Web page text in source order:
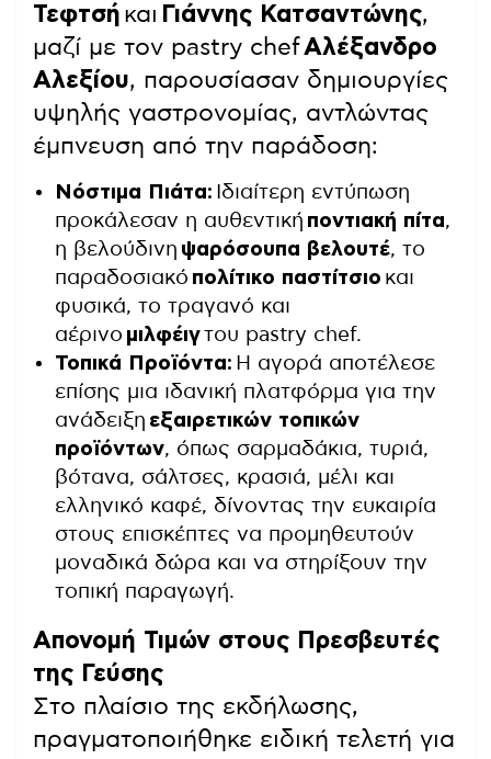
Τεφτσή και Γιάννης Κατσαντώνης,
μαζί με τον pastry chefΑλέξανδρο
Αλεξίου, παρουσίασαν δημιουργίες
υψηλής γαστρονομίας, αντλώντας
έμπνευση από την παράδοση:
Νόστιμα Πιάτα: Ιδιαίτερη εντύπωση
προκάλεσαν η αυθεντική ποντιακή πίτα,
η βελούδινη ψαρόσουπα βελουτέ, το
παραδοσιακό πολίτικο παστίτσιο και
φυσικά, το τραγανό και
αέρινο μιλφέιγτου pastry chef.
Τοπικά Προϊόντα: Η αγορά αποτέλεσε
επίσης μια ιδανική πλατφόρμα για την
ανάδειξη εξαιρετικών τοπικών
προϊόντων, όπως σαρμαδάκια, τυριά,
βότανα, σάλτσες, κρασιά, μέλι και
ελληνικό καφέ, δίνοντας την ευκαιρία
στους επισκέπτες να προμηθευτούν
μοναδικά δώρα και να στηρίξουν την
τοπική παραγωγή.
Απονομή Τιμών στους Πρεσβευτές
της Γεύσης
Στο πλαίσιο της εκδήλωσης,
πραγματοποιήθηκε ειδική τελετή για